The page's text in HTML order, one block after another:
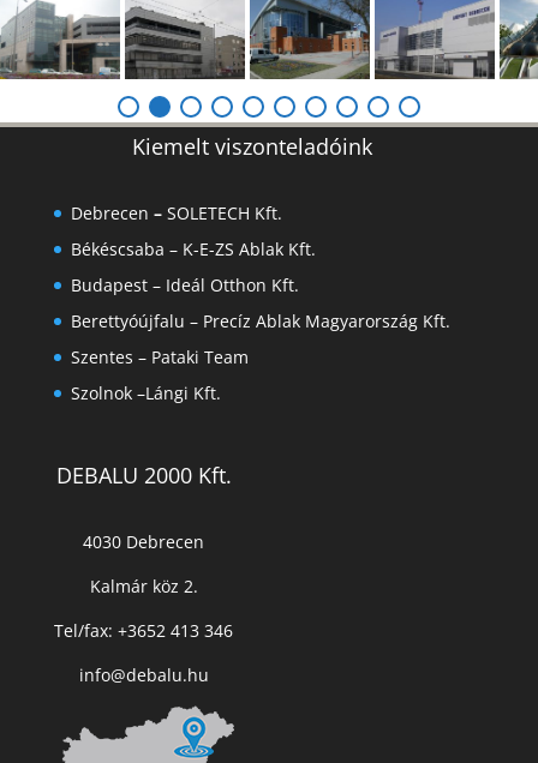
Kiemelt viszonteladóink
Debrecen – SOLETECH Kft.
Békéscsaba – K-E-ZS Ablak Kft.
Budapest – Ideál Otthon Kft.
Berettyóújfalu – Precíz Ablak Magyarország Kft.
Szentes – Pataki Team
Szolnok –Lángi Kft.
DEBALU 2000 Kft.
4030 Debrecen
Kalmár köz 2.
Tel/fax: +3652 413 346
info@debalu.hu